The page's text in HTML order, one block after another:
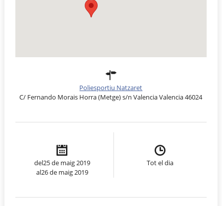
Poliesportiu Natzaret
C/ Fernando Morais Horra (Metge) s/n Valencia Valencia 46024
del25 de maig 2019
al26 de maig 2019
Tot el dia